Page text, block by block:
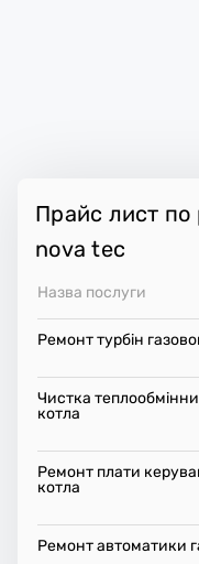
Прайс лист по
nova tec
Назва послуги
Ремонт турбін
Чистка
котла
Ремонт плати
котла
Ремонт автоматики